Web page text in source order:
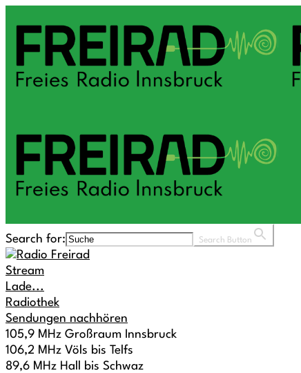
Search for: Search Button
Stream
Lade...
Radiothek
Sendungen nachhören
105,9 MHz Großraum Innsbruck
106,2 MHz Völs bis Telfs
89,6 MHz Hall bis Schwaz